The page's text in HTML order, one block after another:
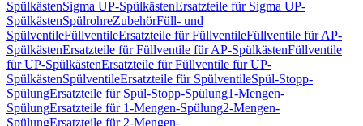
SpülkästenSigma UP-SpülkästenErsatzteile für Sigma UP-
SpülkästenSpülrohreZubehörFüll- und
SpülventileFüllventileErsatzteile für FüllventileFüllventile für AP-
SpülkästenErsatzteile für Füllventile für AP-SpülkästenFüllventile
für UP-SpülkästenErsatzteile für Füllventile für UP-
SpülkästenSpülventileErsatzteile für SpülventileSpül-Stopp-
SpülungErsatzteile für Spül-Stopp-Spülung1-Mengen-
SpülungErsatzteile für 1-Mengen-Spülung2-Mengen-
SpülungErsatzteile für 2-Mengen-